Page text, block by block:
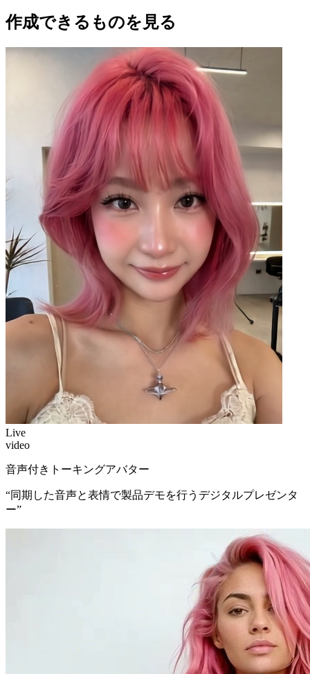
作成できるものを見る
Live
video
音声付きトーキングアバター
“同期した音声と表情で製品デモを行うデジタルプレゼンタ
ー”